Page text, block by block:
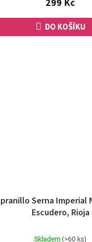
hvězdiček.
299 Kč
DO KOŠÍKU
Serna Imperial
Escudero, Rioja
Průměrné
Skladem (>60 ks)